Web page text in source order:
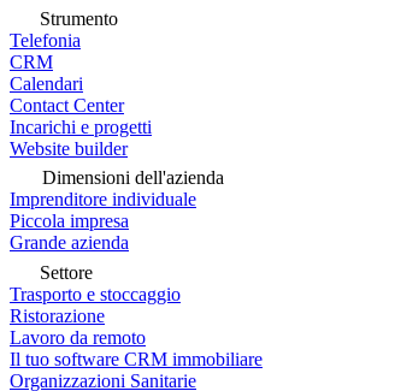
Strumento
Telefonia
CRM
Calendari
Contact Center
Incarichi e progetti
Website builder
Dimensioni dell'azienda
Imprenditore individuale
Piccola impresa
Grande azienda
Settore
Trasporto e stoccaggio
Ristorazione
Lavoro da remoto
Il tuo software CRM immobiliare
Organizzazioni Sanitarie